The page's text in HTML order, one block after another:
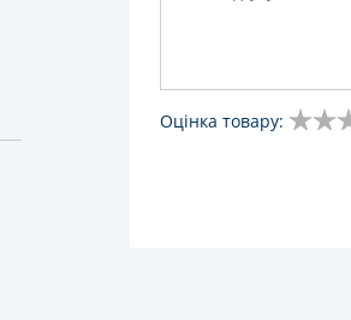
Оцінка товару: